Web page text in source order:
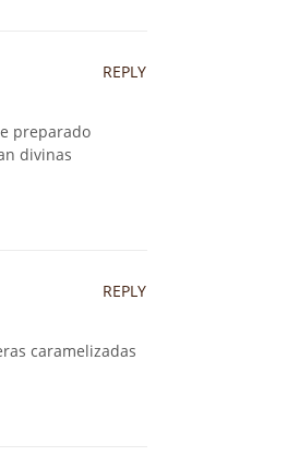
REPLY
preparado
divinas
REPLY
caramelizadas